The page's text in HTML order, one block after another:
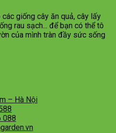
giống cây ăn quả, cây lấy
rau sạch... để bạn có thể tô
của mình tràn đầy sức sống
– Hà Nội
088